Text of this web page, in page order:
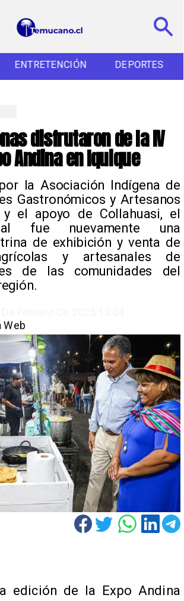
ENTRETENCIÓN DEPORTES
disfrutaron de la IV
Andina en Iquique
la Asociación Indígena de
Gastronómicos y Artesanos
y el apoyo de Collahuasi, el
fue nuevamente una
de exhibición y venta de
y artesanales de
de las comunidades del
Web
edición de la Expo Andina